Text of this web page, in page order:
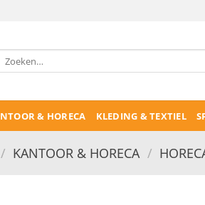
Zoeken
naar:
& HORECA KLEDING & TEXTIEL
/ KANTOOR & HORECA /